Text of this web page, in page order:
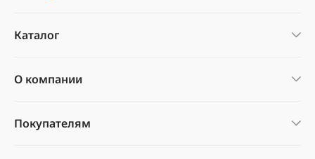
Каталог
О компании
Покупателям